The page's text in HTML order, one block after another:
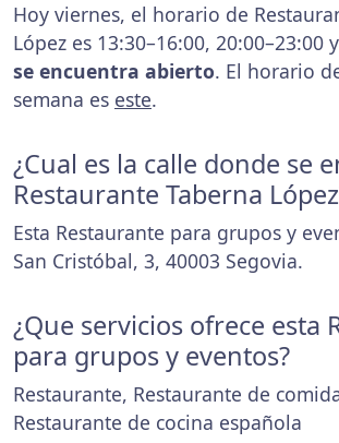
Hoy viernes, el horario de
López es 13:30–16:00, 20:00–23:00 y
se encuentra abierto. El horario
semana es este.
¿Cual es la calle donde se
Restaurante Taberna
Esta Restaurante para grupos y
San Cristóbal, 3, 40003 Segovia.
¿Que servicios ofrece esta
para grupos y eventos?
Restaurante, Restaurante de
Restaurante de cocina española